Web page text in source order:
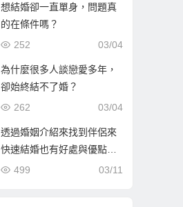
想結婚卻一直單身，問題真
的在條件嗎？
03/04
252
為什麼很多人談戀愛多年，
卻始終結不了婚？
03/04
262
透過婚姻介紹來找到伴侶來
快速結婚也有好處與優點…
03/11
499